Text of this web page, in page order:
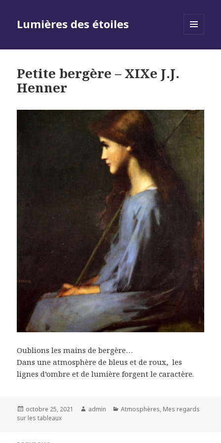
Lumières des étoiles
Petite bergère – XIXe J.J.
Henner
Oublions les mains de bergère…
Dans une atmosphère de bleus et de roux, les
lignes d’ombre et de lumière forgent le caractère.
Posted
on
octobre 25, 2021 Author
admin Categories
Atmosphères, Mes regards
sur les tableaux